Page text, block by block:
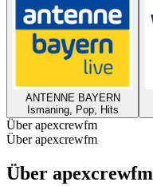
ANTENNE BAYERN
Ismaning, Pop, Hits
Über apexcrewfm
Über apexcrewfm
Über apexcrewfm